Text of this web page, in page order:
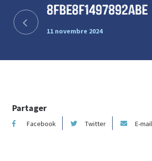
8fbe8f1497892abe
11 novembre 2024
Partager
Facebook Twitter E-mail